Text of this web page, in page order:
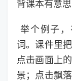
背课本有意
举个例子
词。课件里
点击画面上
景；点击飘